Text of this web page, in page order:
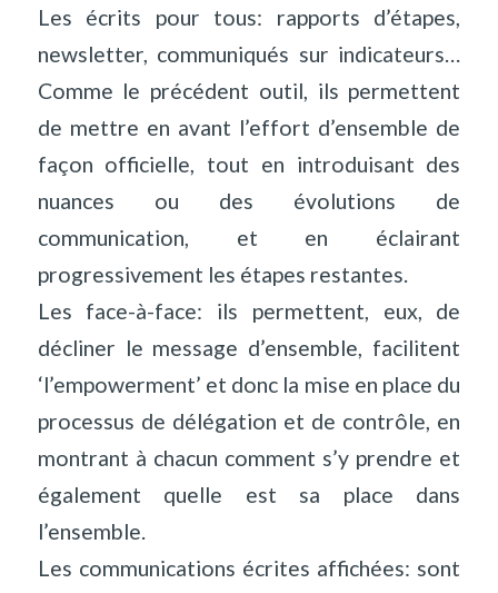
Les écrits pour tous: rapports d’étapes,
newsletter, communiqués sur indicateurs…
Comme le précédent outil, ils permettent
de mettre en avant l’effort d’ensemble de
façon officielle, tout en introduisant des
nuances ou des évolutions de
communication, et en éclairant
progressivement les étapes restantes.
Les face-à-face: ils permettent, eux, de
décliner le message d’ensemble, facilitent
‘l’empowerment’ et donc la mise en place du
processus de délégation et de contrôle, en
montrant à chacun comment s’y prendre et
également quelle est sa place dans
l’ensemble.
Les communications écrites affichées: sont